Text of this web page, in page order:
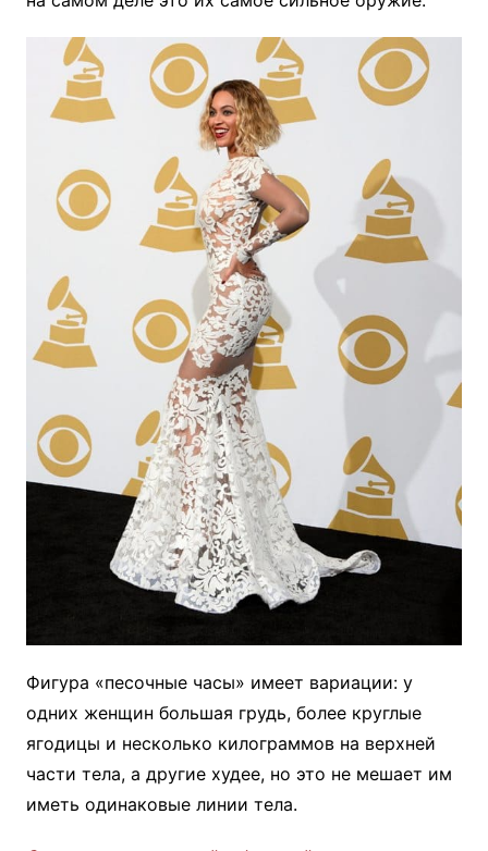
Фигура «песочные часы» имеет вариации: у
одних женщин большая грудь, более круглые
ягодицы и несколько килограммов на верхней
части тела, а другие худее, но это не мешает им
иметь одинаковые линии тела.